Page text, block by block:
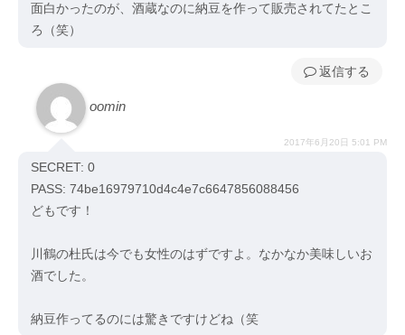
面白かったのが、酒蔵なのに納豆を作って販売されてたとこ
ろ（笑）
返信
oomin
2017年6月20日 5:01 PM
SECRET: 0
PASS: 74be16979710d4c4e7c6647856088456
どもです！
川鶴の杜氏は今でも女性のはずですよ。なかなか美味しいお
酒でした。
納豆作ってるのには驚きですけどね（笑